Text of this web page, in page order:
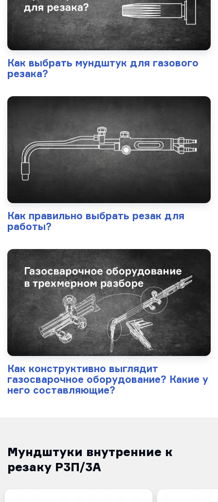
Как выбрать мундштук для газового
резака?
Как правильно выбрать резак для
работы?
Как конструктивно выглядит
газосварочное оборудование? Какие у
него составляющие?
Мундштуки внутренние к
резаку Р3П/3А